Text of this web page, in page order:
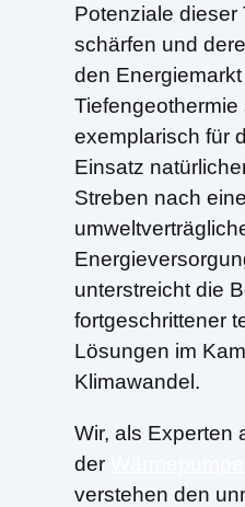
Potenziale dieser
schärfen und
den
Tiefengeothermie
exemplarisch für
Einsatz
Streben nach
unterstreicht die
fortgeschrittener
Lösungen im
Klimawandel.
Wir, als Experten
der
verstehen den